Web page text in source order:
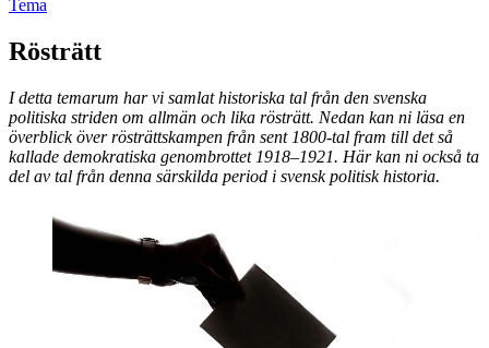
Tema
Rösträtt
I detta temarum har vi samlat historiska tal från den svenska
politiska striden om allmän och lika rösträtt. Nedan kan ni läsa en
överblick över rösträttskampen från sent 1800-tal fram till det så
kallade demokratiska genombrottet 1918–1921. Här kan ni också ta
del av tal från denna särskilda period i svensk politisk historia.